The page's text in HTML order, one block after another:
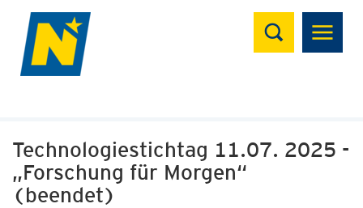
Suchen
Technologiestichtag 11.07. 2025 -
„Forschung für Morgen“
(beendet)